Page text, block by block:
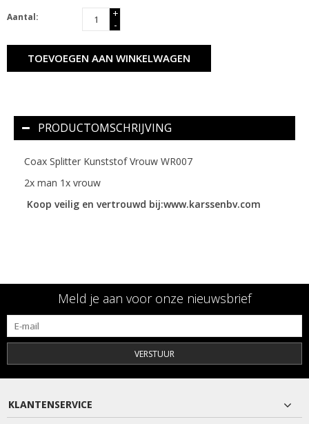
Aantal:
+
-
TOEVOEGEN AAN WINKELWAGEN
PRODUCTOMSCHRIJVING
Coax Splitter Kunststof Vrouw WR007
2x man 1x vrouw
Koop veilig en vertrouwd bij:www.karssenbv.com
Meld je aan voor onze nieuwsbrief
VERSTUUR
KLANTENSERVICE